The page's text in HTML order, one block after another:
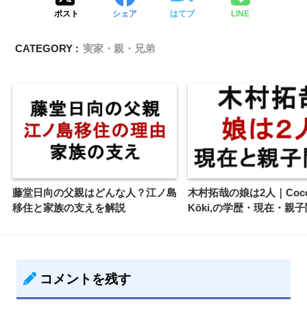
ポスト シェア はてブ LINE
CATEGORY : 実家・親・兄弟
藤堂日向の父親はどんな人？江ノ島
移住と家族の支えを解説
木村拓哉の娘は2人｜
Kōki,の学歴・現在・親子
コメントを残す